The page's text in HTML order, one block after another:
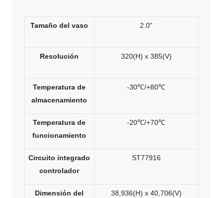
Tamaño del vaso 2.0"
Resolución 320(H) x 385(V)
Temperatura de
almacenamiento
-30℃/+80℃
Temperatura de
funcionamiento
-20℃/+70℃
Circuito integrado
controlador
ST77916
Dimensión del
38,936(H) x 40,706(V)